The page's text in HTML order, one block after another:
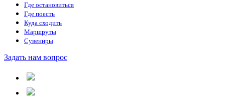
Где остановиться
Где поесть
Куда сходить
Маршруты
Сувениры
Задать нам вопрос